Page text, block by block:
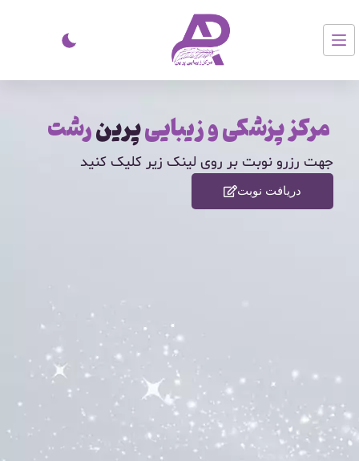
مرکز پزشکی و زیباییپرینرشت
جهت رزرو نوبت بر روی لینک زیر کلیک کنید
دریافت نوبت